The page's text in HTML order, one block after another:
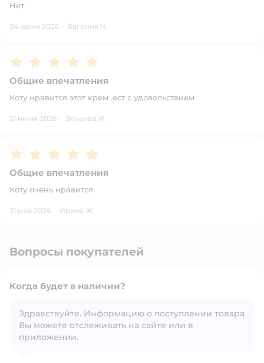
Нет
24 июня 2026 · Евгения Ч.
Рейтинг:5
Общие впечатления
Коту нравится этот крем .ест с удовольствием
21 июня 2026 · Эльвира И.
Рейтинг:5
Общие впечатления
Коту очень нравится
31 мая 2026 · Ирина Ж.
Вопросы покупателей
Открыть вопрос
Когда будет в наличии?
Здравствуйте. Информацию о поступлении товара
Вы можете отслеживать на сайте или в
приложении.